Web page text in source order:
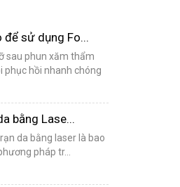
để sử dụng Fo...
sau phun xăm thẩm
phục hồi nhanh chóng
bằng Lase...
da bằng laser là bao
pháp tr...